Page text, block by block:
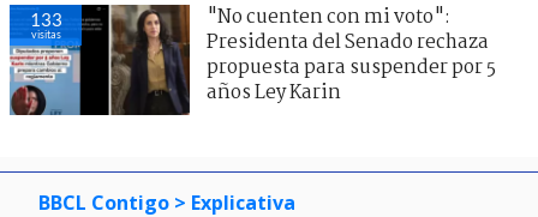
133
visitas
"No cuenten con mi voto":
Presidenta del Senado rechaza
propuesta para suspender por 5
años Ley Karin
BBCL Contigo > Explicativa